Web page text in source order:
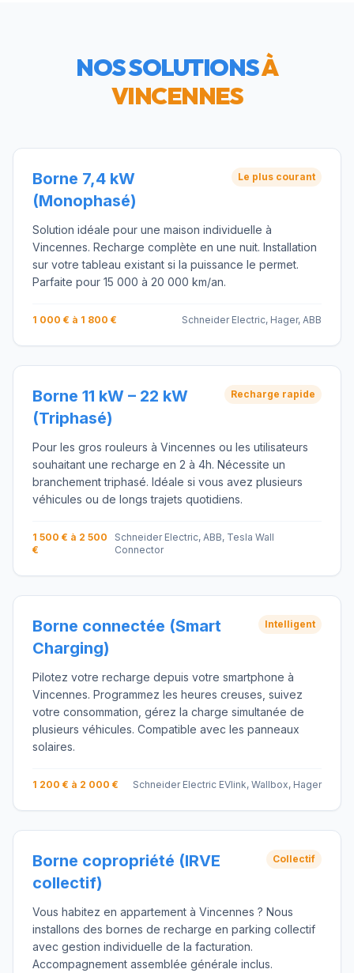
NOS SOLUTIONSÀ
VINCENNES
Borne 7,4 kW
(Monophasé)
Le plus courant
Solution idéale pour une maison individuelle à
Vincennes. Recharge complète en une nuit. Installation
sur votre tableau existant si la puissance le permet.
Parfaite pour 15 000 à 20 000 km/an.
1 000 € à 1 800 € Schneider Electric, Hager, ABB
Borne 11 kW – 22 kW
(Triphasé)
Recharge rapide
Pour les gros rouleurs à Vincennes ou les utilisateurs
souhaitant une recharge en 2 à 4h. Nécessite un
branchement triphasé. Idéale si vous avez plusieurs
véhicules ou de longs trajets quotidiens.
1 500 € à 2 500
€
Schneider Electric, ABB, Tesla Wall
Connector
Borne connectée (Smart
Charging)
Intelligent
Pilotez votre recharge depuis votre smartphone à
Vincennes. Programmez les heures creuses, suivez
votre consommation, gérez la charge simultanée de
plusieurs véhicules. Compatible avec les panneaux
solaires.
1 200 € à 2 000 € Schneider Electric EVlink, Wallbox, Hager
Borne copropriété (IRVE
collectif)
Collectif
Vous habitez en appartement à Vincennes ? Nous
installons des bornes de recharge en parking collectif
avec gestion individuelle de la facturation.
Accompagnement assemblée générale inclus.